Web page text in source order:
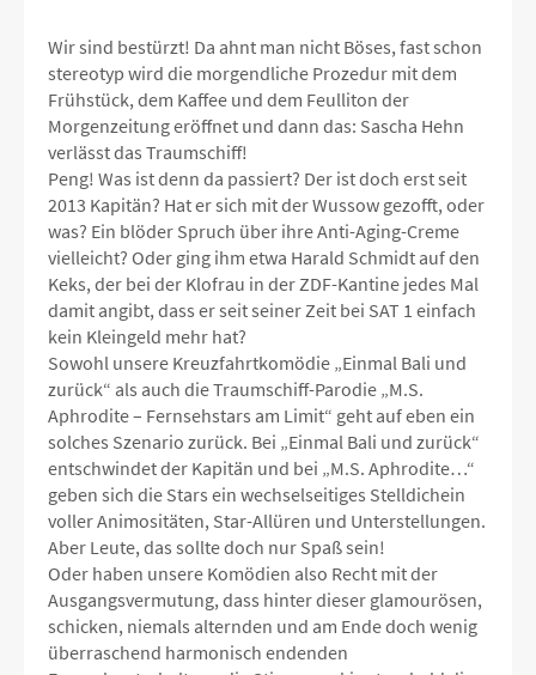
Wir sind bestürzt! Da ahnt man nicht Böses, fast schon
stereotyp wird die morgendliche Prozedur mit dem
Frühstück, dem Kaffee und dem Feulliton der
Morgenzeitung eröffnet und dann das: Sascha Hehn
verlässt das Traumschiff!
Peng! Was ist denn da passiert? Der ist doch erst seit
2013 Kapitän? Hat er sich mit der Wussow gezofft, oder
was? Ein blöder Spruch über ihre Anti-Aging-Creme
vielleicht? Oder ging ihm etwa Harald Schmidt auf den
Keks, der bei der Klofrau in der ZDF-Kantine jedes Mal
damit angibt, dass er seit seiner Zeit bei SAT 1 einfach
kein Kleingeld mehr hat?
Sowohl unsere Kreuzfahrtkomödie „Einmal Bali und
zurück“ als auch die Traumschiff-Parodie „M.S.
Aphrodite – Fernsehstars am Limit“ geht auf eben ein
solches Szenario zurück. Bei „Einmal Bali und zurück“
entschwindet der Kapitän und bei „M.S. Aphrodite…“
geben sich die Stars ein wechselseitiges Stelldichein
voller Animositäten, Star-Allüren und Unterstellungen.
Aber Leute, das sollte doch nur Spaß sein!
Oder haben unsere Komödien also Recht mit der
Ausgangsvermutung, dass hinter dieser glamourösen,
schicken, niemals alternden und am Ende doch wenig
überraschend harmonisch endenden